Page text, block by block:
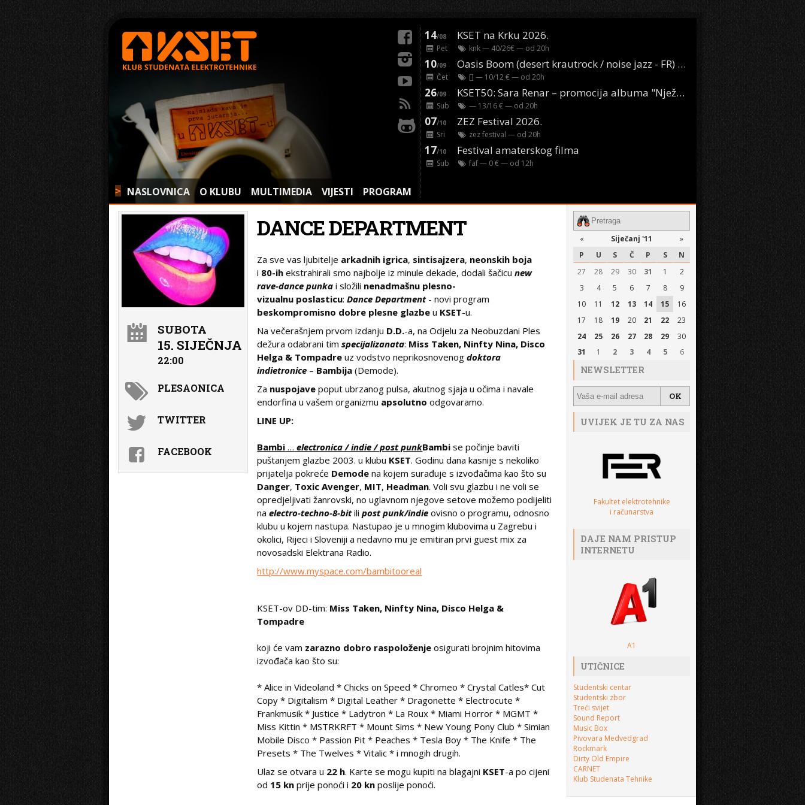
> NASLOVNICA O KLUBU MULTIMEDIA VIJESTI PROGRAM
14/08 KSET na Krku 2026.
Pet knk— 40/26€ — od 20h
10/09 Oasis Boom (desert krautrock / noise jazz - FR) @ KONTEJNER
Čet [] — 10/12 € — od 20h
26/09 KSET50: Sara Renar – promocija albuma "Nježne riječi" @ Močvara
Sub — 13/16 € — od 20h
07/10 ZEZ Festival 2026.
Sri zez festival — od 20h
17/10 Festival amaterskog filma
Sub faf— 0 € — od 12h
DANCE DEPARTMENT
Za sve vas ljubitelje arkadnih igrica, sintisajzera, neonskih boja
i 80-ihekstrahirali smo najbolje iz minule dekade, dodali šačicunew
rave-dance punka i složili nenadmašnu plesno-
vizualnu poslasticu:Dance Department- novi program
beskompromisno dobre plesne glazbe u KSET-u.
Na večerašnjem prvom izdanju D.D.-a, na Odjelu za Neobuzdani Ples
dežura odabrani timspecijalizanata: Miss Taken, Ninfty Nina, Disco
Helga & Tompadre uz vodstvo neprikosnovenogdoktora
indietronice – Bambija(Demode).
Za nuspojavepoput ubrzanog pulsa, akutnog sjaja u očima i navale
endorfina u vašem organizmu apsolutnoodgovaramo.
LINE UP:
Bambi … electronica / indie / post punkBambi se počinje baviti
puštanjem glazbe 2003. u klubu KSET. Godinu dana kasnije s nekoliko
prijatelja pokreće Demode na kojem surađuje s izvođačima kao što su
Danger, Toxic Avenger, MIT, Headman. Voli svu glazbu i ne voli se
opredjeljivati žanrovski, no uglavnom njegove setove možemo podijeliti
naelectro-techno-8-bitilipost punk/indie ovisno o programu, odnosno
klubu u kojem nastupa. Nastupao je u mnogim klubovima u Zagrebu i
okolici, Rijeci i Sloveniji a nedavno mu je emitiran prvi guest mix za
novosadski Elektrana Radio.
http://www.myspace.com/bambitooreal
KSET-ov DD-tim: Miss Taken, Ninfty Nina, Disco Helga &
Tompadre
koji će vam zarazno dobro raspoloženje osigurati brojnim hitovima
izvođača kao što su:
* Alice in Videoland * Chicks on Speed * Chromeo * Crystal Catles* Cut
Copy * Digitalism * Digital Leather * Dragonette * Electrocute *
Frankmusik * Justice * Ladytron * La Roux * Miami Horror * MGMT *
Miss Kittin * MSTRKRFT * Mount Sims * New Young Pony Club * Simian
Mobile Disco * Passion Pit * Peaches * Tesla Boy * The Knife * The
Presets * The Twelves * Vitalic * i mnogih drugih.
Ulaz se otvara u 22 h. Karte se mogu kupiti na blagajni KSET-a po cijeni
od 15 kn prije ponoći i 20 kn poslije ponoći.
SUBOTA
15. SIJEČNJA
22:00
PLESAONICA
TWITTER
FACEBOOK
« Siječanj '11
»
P
U S Č P S
N
27
28 29 30 31 1
2
3
4 5 6 7 8
9
10
11 12 13 14 15
16
17
18 19 20 21 22
23
24
25 26 27 28 29
30
31
1 2 3 4 5 6
NEWSLETTER
UVIJEK JE TU ZA NAS
Fakultet elektrotehnike
i računarstva
DAJE NAM PRISTUP
INTERNETU
A1
UTIČNICE
Studentski centar
Studentski zbor
Treći svijet
Sound Report
Music Box
Pivovara Medvedgrad
Rockmark
Dirty Old Empire
CARNET
Klub Studenata Tehnike